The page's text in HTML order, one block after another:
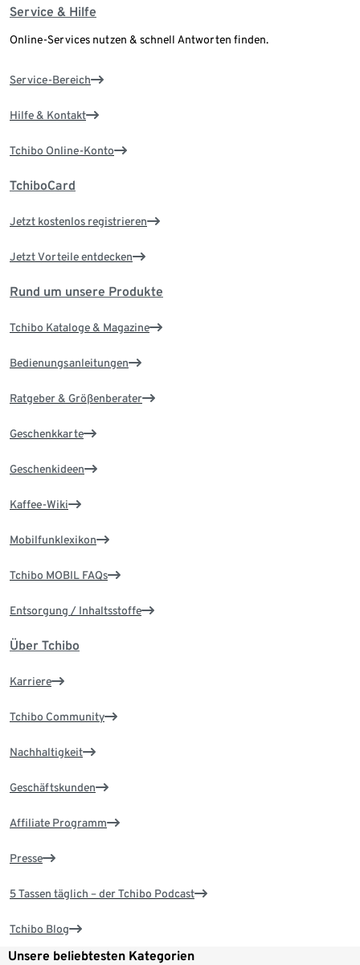
Service & Hilfe
Online-Services nutzen & schnell Antworten finden.
Service-Bereich
Hilfe & Kontakt
Tchibo Online-Konto
TchiboCard
Jetzt kostenlos registrieren
Jetzt Vorteile entdecken
Rund um unsere Produkte
Tchibo Kataloge & Magazine
Bedienungsanleitungen
Ratgeber & Größenberater
Geschenkkarte
Geschenkideen
Kaffee-Wiki
Mobilfunklexikon
Tchibo MOBIL FAQs
Entsorgung / Inhaltsstoffe
Über Tchibo
Karriere
Tchibo Community
Nachhaltigkeit
Geschäftskunden
Affiliate Programm
Presse
5 Tassen täglich – der Tchibo Podcast
Tchibo Blog
Unsere beliebtesten Kategorien